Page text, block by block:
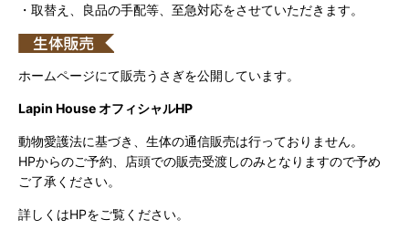
・取替え、良品の手配等、至急対応をさせていただきます。
ホームページにて販売うさぎを公開しています。
Lapin House オフィシャルHP
動物愛護法に基づき、生体の通信販売は行っておりません。
HPからのご予約、店頭での販売受渡しのみとなりますので予め
ご了承ください。
詳しくはHPをご覧ください。